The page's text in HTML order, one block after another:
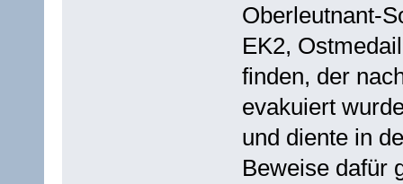
Oberleutnant-
EK2,
finden, der
evakuiert
und diente in
Beweise dafür